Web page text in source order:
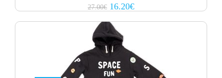
27.00€ Original
price
27.00€.
16.20€Current
price